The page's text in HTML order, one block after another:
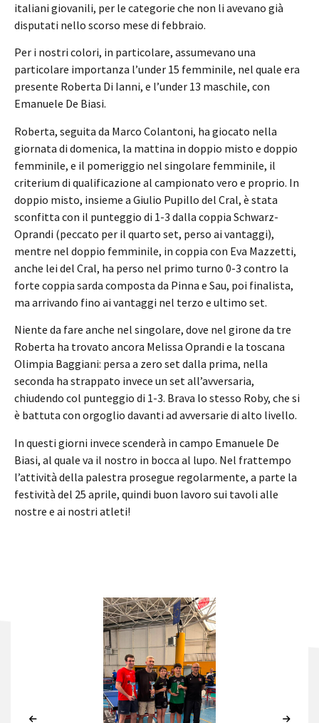
italiani giovanili, per le categorie che non li avevano già
disputati nello scorso mese di febbraio.
Per i nostri colori, in particolare, assumevano una
particolare importanza l’under 15 femminile, nel quale era
presente Roberta Di Ianni, e l’under 13 maschile, con
Emanuele De Biasi.
Roberta, seguita da Marco Colantoni, ha giocato nella
giornata di domenica, la mattina in doppio misto e doppio
femminile, e il pomeriggio nel singolare femminile, il
criterium di qualificazione al campionato vero e proprio. In
doppio misto, insieme a Giulio Pupillo del Cral, è stata
sconfitta con il punteggio di 1-3 dalla coppia Schwarz-
Oprandi (peccato per il quarto set, perso ai vantaggi),
mentre nel doppio femminile, in coppia con Eva Mazzetti,
anche lei del Cral, ha perso nel primo turno 0-3 contro la
forte coppia sarda composta da Pinna e Sau, poi finalista,
ma arrivando fino ai vantaggi nel terzo e ultimo set.
Niente da fare anche nel singolare, dove nel girone da tre
Roberta ha trovato ancora Melissa Oprandi e la toscana
Olimpia Baggiani: persa a zero set dalla prima, nella
seconda ha strappato invece un set all’avversaria,
chiudendo col punteggio di 1-3. Brava lo stesso Roby, che si
è battuta con orgoglio davanti ad avversarie di alto livello.
In questi giorni invece scenderà in campo Emanuele De
Biasi, al quale va il nostro in bocca al lupo. Nel frattempo
l’attività della palestra prosegue regolarmente, a parte la
festività del 25 aprile, quindi buon lavoro sui tavoli alle
nostre e ai nostri atleti!